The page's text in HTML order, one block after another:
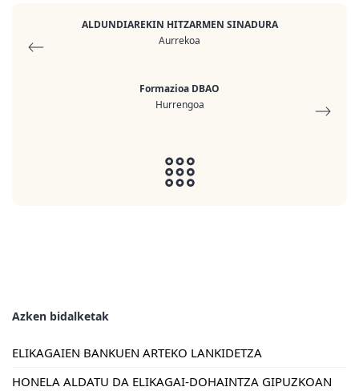
ALDUNDIAREKIN HITZARMEN SINADURA
Aurrekoa
Formazioa DBAO
Hurrengoa
Azken bidalketak
ELIKAGAIEN BANKUEN ARTEKO LANKIDETZA
HONELA ALDATU DA ELIKAGAI-DOHAINTZA GIPUZKOAN